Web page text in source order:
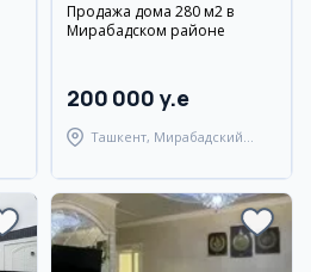
Продажа дома 280 м2 в
Мирабадском районе
200 000 y.e
Ташкент, Мирабадский